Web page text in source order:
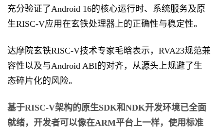
充分验证了Android 16的核心运行时、系统服务及原
生RISC-V应用在玄铁处理器上的正确性与稳定性。
达摩院玄铁RISC-V技术专家毛晗表示，RVA23规范兼
容性以及与Android ABI的对齐，从源头上规避了生
态碎片化的风险。
基于RISC-V架构的原生SDK和NDK开发环境已全面
就绪，开发者可以像在ARM平台上一样，使用标准